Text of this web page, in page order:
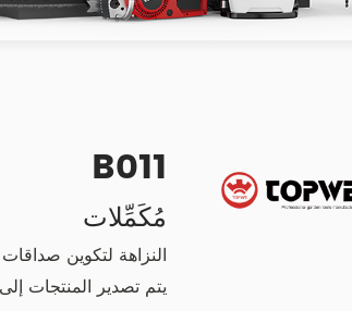
B011
مُكَمِّلات
النزاهة لتكوين صداقات
يتم تصدير المنتجات